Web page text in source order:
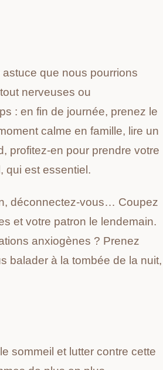
que nous pourrions
nerveuses ou
: en fin de journée, prenez le
calme en famille, lire un
profitez-en pour prendre votre
qui est essentiel.
déconnectez-vous… Coupez
et votre patron le lendemain.
anxiogènes ? Prenez
balader à la tombée de la nuit,
sommeil et lutter contre cette